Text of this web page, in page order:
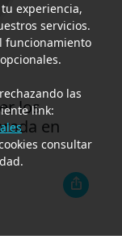
los
en
experiencia,
servicios.
funcionamiento
las
link:
consultar